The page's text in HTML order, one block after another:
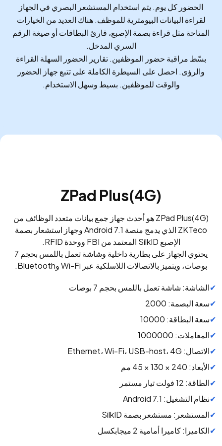
الحضور كل يوم. يتم استخدام المستشعر البصري في الجهاز
لقراءة البيانات البيومترية للموظف. هناك العديد من الخيارات
المتاحة مثل قراءة بصمة الإصبع، قارئ البطاقات أو صيغة الرقم
السري المدخل.
بسّط مراقبة حضور الموظفين. تقارير الحضور السهلة القراءة
والرؤى. احصل على السيطرة الكاملة على تتبع جهاز الحضور
والوقت للموظفين. بسيط وسهل الاستخدام.
ZPad Plus(4G)
ZPad Plus(4G) هو أحدث جهاز جمع بيانات متعدد الوظائف من
ZKTeco الذي يدمج منصة Android 7.1 وجهاز استشعار بصمة
الإصبع SilkID المعتمد من FBI ووحدة RFID.
يحتوي الجهاز على بطارية داخلية وشاشة تعمل باللمس بحجم 7
بوصات، ويتميز بالاتصالات اللاسلكية عبر Wi-Fi وBluetooth.
الشاشة: شاشة تعمل باللمس بحجم 7 بوصات
سعة البصمة: 2000
سعة البطاقة: 10000
المعاملات: 1000000
الاتصال: Ethernet، Wi-Fi، USB-host، 4G
الأبعاد: 240 × 130 × 45 مم
الطاقة: 12 فولت تيار مستمر
نظام التشغيل: Android 7.1
المستشعر: مستشعر بصمة SilkID
الكاميرا: كاميرا أمامية 2 ميجابكسل